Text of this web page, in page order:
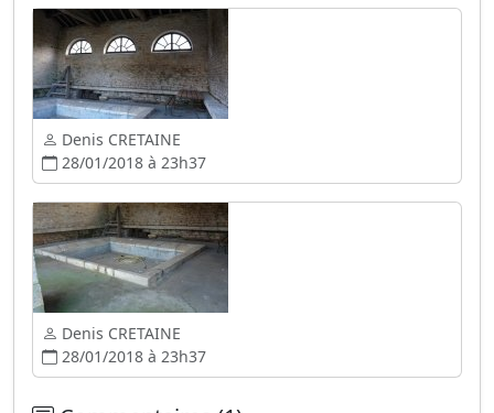
Denis CRETAINE
28/01/2018 à 23h37
Denis CRETAINE
28/01/2018 à 23h37